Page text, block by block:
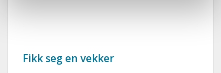
Fikk seg en vekker